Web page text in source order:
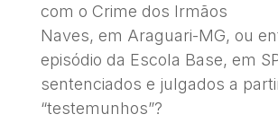
com o Crime dos Irmãos
Naves, em Araguari-MG, ou
episódio da Escola Base, em
sentenciados e julgados a
“testemunhos”?